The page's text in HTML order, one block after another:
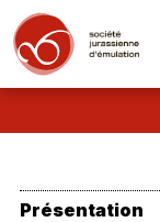
Présentation